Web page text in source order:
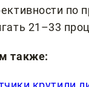
по
21–33
также: